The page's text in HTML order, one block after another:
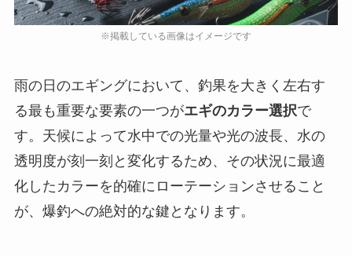
雨の日のエギングにおいて、釣果を大きく左右す
る最も重要な要素の一つがエギのカラー選択で
す。天候によって水中での光量や光の波長、水の
透明度が刻一刻と変化するため、その状況に最適
化したカラーを的確にローテーションさせること
が、爆釣への絶対的な鍵となります。